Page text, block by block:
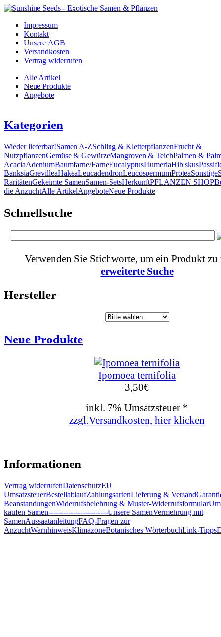
Impressum
Kontakt
Unsere AGB
Versandkosten
Vertrag widerrufen
Alle Artikel
Neue Produkte
Angebote
Kategorien
Wieder lieferbar!Samen A-ZSchling & KletterpflanzenFrucht &
NutzpflanzenGemüse & GewürzeMangroven & TeichPalmen &
AcaciaAdeniumBaumfarne/FarneEucalyptusPlumeriaHibiskus
BanksiaGrevilleaHakeaLeucadendronLeucospermumProteaSonstige
RaritätenGekeimte SamenSamen-SetsHerkunftPFLANZEN SHOP
die AnzuchtAlle ArtikelAngeboteNeue Produkte
Schnellsuche
Verwenden Sie Stichworte, um ein Produkt zu
erweiterte Suche
Hersteller
Neue Produkte
Ipomoea ternifolia
3,50€
inkl. 7% Umsatzsteuer *
zzgl.Versandkosten, hier klicken
Informationen
Vertrag widerrufenDatenschutzEU
UmsatzsteuerBestellablaufZahlungsartenLieferung & Versand
BeanstandungenWiderrufsbelehrung & Muster-Widerrufsformular
kaufen Samen------------------------Unsere SamenVermehrung mit
SamenAussaatanleitungFAQ-Fragen zur
AnzuchtWarnhinweisKlimazoneBotanisches WörterbuchLink-Tipps